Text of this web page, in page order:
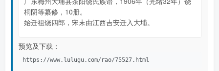
桐阴等纂修，10册。
始迁祖饶四郎，宋末由江西吉安迁入大埔。
预览及下载：
https://www.lulugu.com/rao/75527.html